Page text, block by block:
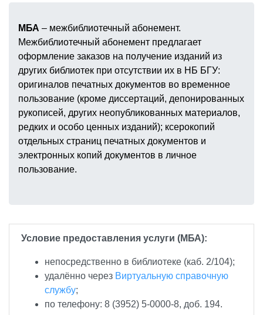
МБА – межбиблиотечный абонемент.
Межбиблиотечный абонемент предлагает
оформление заказов на получение изданий из
других библиотек при отсутствии их в НБ БГУ:
оригиналов печатных документов во временное
пользование (кроме диссертаций, депонированных
рукописей, других неопубликованных материалов,
редких и особо ценных изданий); ксерокопий
отдельных страниц печатных документов и
электронных копий документов в личное
пользование.
Условие предоставления услуги (МБА):
непосредственно в библиотеке (каб. 2/104);
удалённо через Виртуальную справочную
службу;
по телефону: 8 (3952) 5-0000-8, доб. 194.